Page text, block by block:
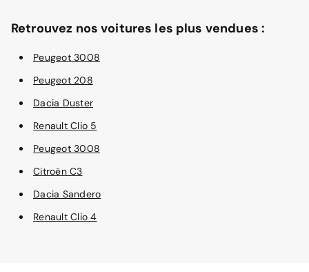
Retrouvez nos voitures les plus vendues :
Peugeot 3008
Peugeot 208
Dacia Duster
Renault Clio 5
Peugeot 3008
Citroën C3
Dacia Sandero
Renault Clio 4